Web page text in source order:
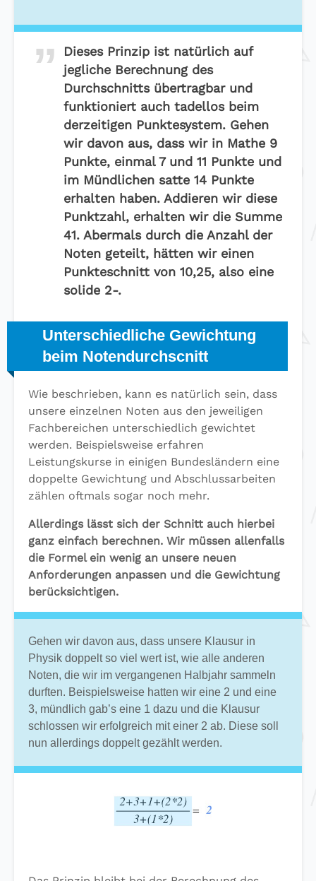
Dieses Prinzip ist natürlich auf
jegliche Berechnung des
Durchschnitts übertragbar und
funktioniert auch tadellos beim
derzeitigen Punktesystem. Gehen
wir davon aus, dass wir in Mathe 9
Punkte, einmal 7 und 11 Punkte und
im Mündlichen satte 14 Punkte
erhalten haben. Addieren wir diese
Punktzahl, erhalten wir die Summe
41. Abermals durch die Anzahl der
Noten geteilt, hätten wir einen
Punkteschnitt von 10,25, also eine
solide 2-.
Unterschiedliche Gewichtung
beim Notendurchscnitt
Wie beschrieben, kann es natürlich sein, dass
unsere einzelnen Noten aus den jeweiligen
Fachbereichen unterschiedlich gewichtet
werden. Beispielsweise erfahren
Leistungskurse in einigen Bundesländern eine
doppelte Gewichtung und Abschlussarbeiten
zählen oftmals sogar noch mehr.
Allerdings lässt sich der Schnitt auch hierbei
ganz einfach berechnen. Wir müssen allenfalls
die Formel ein wenig an unsere neuen
Anforderungen anpassen und die Gewichtung
berücksichtigen.
Gehen wir davon aus, dass unsere Klausur in
Physik doppelt so viel wert ist, wie alle anderen
Noten, die wir im vergangenen Halbjahr sammeln
durften. Beispielsweise hatten wir eine 2 und eine
3, mündlich gab’s eine 1 dazu und die Klausur
schlossen wir erfolgreich mit einer 2 ab. Diese soll
nun allerdings doppelt gezählt werden.